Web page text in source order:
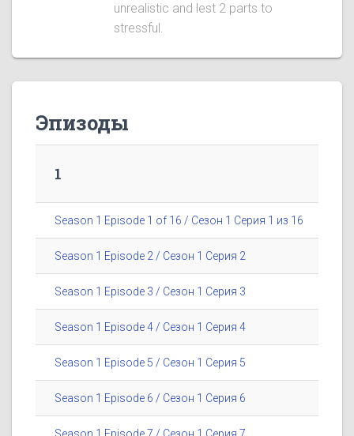
unrealistic and lest 2 parts to
stressful.
Эпизоды
1
Season 1 Episode 1 of 16 / Сезон 1 Серия 1 из 16
Season 1 Episode 2 / Сезон 1 Серия 2
Season 1 Episode 3 / Сезон 1 Серия 3
Season 1 Episode 4 / Сезон 1 Серия 4
Season 1 Episode 5 / Сезон 1 Серия 5
Season 1 Episode 6 / Сезон 1 Серия 6